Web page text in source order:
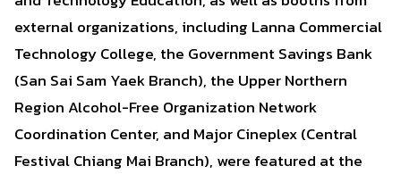
external organizations, including Lanna Commercial
Technology College, the Government Savings Bank
(San Sai Sam Yaek Branch), the Upper Northern
Region Alcohol-Free Organization Network
Coordination Center, and Major Cineplex (Central
Festival Chiang Mai Branch), were featured at the